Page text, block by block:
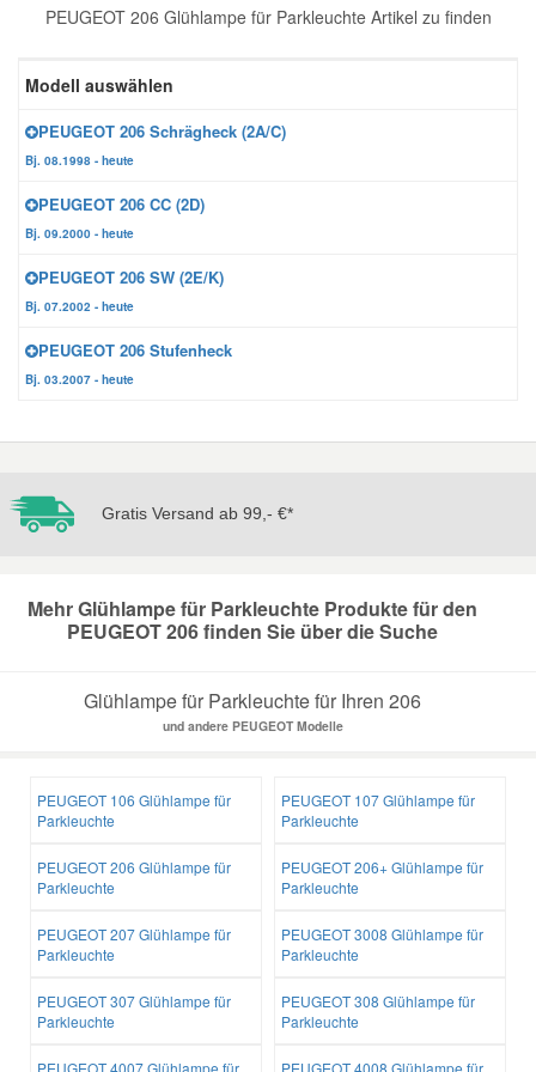
PEUGEOT 206 Glühlampe für Parkleuchte Artikel zu finden
Modell auswählen
PEUGEOT 206 Schrägheck (2A/C)
Bj. 08.1998 - heute
PEUGEOT 206 CC (2D)
Bj. 09.2000 - heute
PEUGEOT 206 SW (2E/K)
Bj. 07.2002 - heute
PEUGEOT 206 Stufenheck
Bj. 03.2007 - heute
Gratis Versand ab 99,- €*
Mehr Glühlampe für Parkleuchte Produkte für den
PEUGEOT 206 finden Sie über die Suche
Glühlampe für Parkleuchte für Ihren 206
und andere PEUGEOT Modelle
PEUGEOT 106 Glühlampe für
Parkleuchte
PEUGEOT 107 Glühlampe für
Parkleuchte
PEUGEOT 206 Glühlampe für
Parkleuchte
PEUGEOT 206+ Glühlampe für
Parkleuchte
PEUGEOT 207 Glühlampe für
Parkleuchte
PEUGEOT 3008 Glühlampe für
Parkleuchte
PEUGEOT 307 Glühlampe für
Parkleuchte
PEUGEOT 308 Glühlampe für
Parkleuchte
PEUGEOT 4007 Glühlampe für PEUGEOT 4008 Glühlampe für
Reparatur-Zubehör
Schlüsselgehäuse
Winter-Autozubehör
Hyundai Ersatzteile
Jeep Ersatzteile
Lancia Ersatzteile
Mini Ersatzteile
Mitsubishi Ersatzteile
Nissan Ersatzteile
Porsche Ersatzteile
Seat Ersatzteile
Skoda Ersatzteile